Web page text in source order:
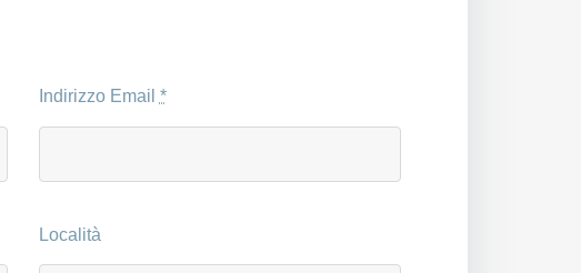
Indirizzo Email *
Località